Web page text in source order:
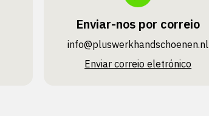
Enviar-nos por correio
info@pluswerk­handschoenen.nl
Enviar correio eletrónico